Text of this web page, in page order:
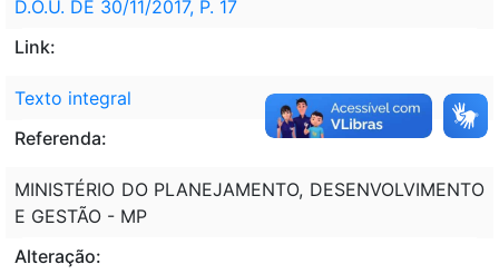
D.O.U. DE 30/11/2017, P. 17
Link:
Texto integral
Referenda:
MINISTÉRIO DO PLANEJAMENTO, DESENVOLVIMENTO
E GESTÃO - MP
Alteração: